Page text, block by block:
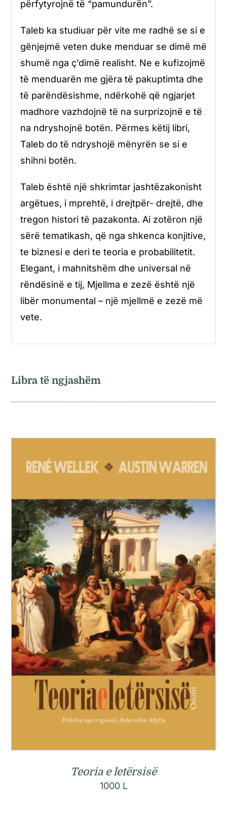
përfytyrojnë të “pamundurën”.
Taleb ka studiuar për vite me radhë se si e
gënjejmë veten duke menduar se dimë më
shumë nga ç’dimë realisht. Ne e kufizojmë
të menduarën me gjëra të pakuptimta dhe
të parëndësishme, ndërkohë që ngjarjet
madhore vazhdojnë të na surprizojnë e të
na ndryshojnë botën. Përmes këtij libri,
Taleb do të ndryshojë mënyrën se si e
shihni botën.
Taleb është një shkrimtar jashtëzakonisht
argëtues, i mprehtë, i drejtpër- drejtë, dhe
tregon histori të pazakonta. Ai zotëron një
sërë tematikash, që nga shkenca konjitive,
te biznesi e deri te teoria e probabilitetit.
Elegant, i mahnitshëm dhe universal në
rëndësinë e tij, Mjellma e zezë është një
libër monumental – një mjellmë e zezë më
vete.
Libra të ngjashëm
Teoria e letërsisë
1000 L